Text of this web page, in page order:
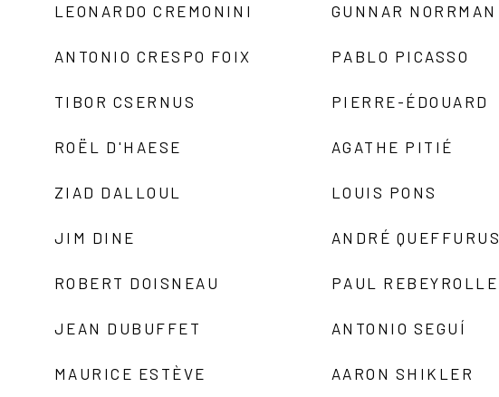
LEONARDO CREMONINI
ANTONIO CRESPO FOIX
TIBOR CSERNUS
ROËL D'HAESE
ZIAD DALLOUL
JIM DINE
ROBERT DOISNEAU
JEAN DUBUFFET
MAURICE ESTÈVE
GUNNAR NORRMAN
PABLO PICASSO
PIERRE-ÉDOUARD
AGATHE PITIÉ
LOUIS PONS
ANDRÉ QUEFFURUS
PAUL REBEYROLLE
ANTONIO SEGUÍ
AARON SHIKLER